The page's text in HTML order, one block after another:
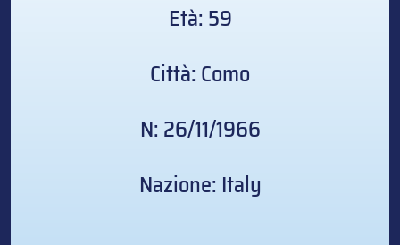
Età: 59
Città: Como
N: 26/11/1966
Nazione: Italy